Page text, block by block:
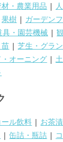
・農業用品 |
果樹 | ガーデン
具・園芸機械 |
|芝生・グラ
オーニング |
ル飲料 | お茶
|缶詰・瓶詰 |